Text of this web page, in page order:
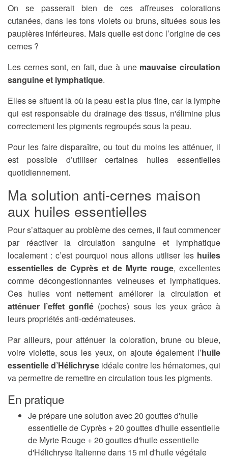
On se passerait bien de ces affreuses colorations
cutanées, dans les tons violets ou bruns, situées sous les
paupières inférieures. Mais quelle est donc l’origine de ces
cernes ?
Les cernes sont, en fait, due à une mauvaise circulation
sanguine et lymphatique.
Elles se situent là où la peau est la plus fine, car la lymphe
qui est responsable du drainage des tissus, n'élimine plus
correctement les pigments regroupés sous la peau.
Pour les faire disparaître, ou tout du moins les atténuer, il
est possible d’utiliser certaines huiles essentielles
quotidiennement.
Ma solution anti-cernes maison
aux huiles essentielles
Pour s’attaquer au problème des cernes, il faut commencer
par réactiver la circulation sanguine et lymphatique
localement : c’est pourquoi nous allons utiliser les huiles
essentielles de Cyprès et de Myrte rouge, excellentes
comme décongestionnantes veineuses et lymphatiques.
Ces huiles vont nettement améliorer la circulation et
atténuer l’effet gonflé (poches) sous les yeux grâce à
leurs propriétés anti-œdémateuses.
Par ailleurs, pour atténuer la coloration, brune ou bleue,
voire violette, sous les yeux, on ajoute également l’huile
essentielle d’Hélichryse idéale contre les hématomes, qui
va permettre de remettre en circulation tous les pigments.
En pratique
Je prépare une solution avec 20 gouttes d'huile
essentielle de Cyprès + 20 gouttes d'huile essentielle
de Myrte Rouge + 20 gouttes d'huile essentielle
d'Hélichryse Italienne dans 15 ml d'huile végétale